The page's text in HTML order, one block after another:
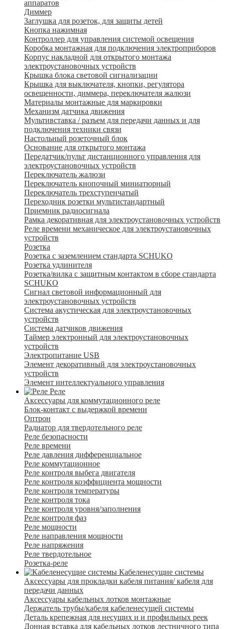
аппаратов
Диммер
Заглушка для розеток, для защиты детей
Кнопка нажимная
Контроллер для управления системой освещения
Коробка монтажная для подключения электроприборов
Корпус накладной для открытого монтажа
электроустановочных устройств
Крышка блока световой сигнализации
Крышка для выключателя, кнопки, регулятора
освещенности, диммера, переключателя жалюзи
Материалы монтажные для маркировки
Механизм датчика движения
Мультивставка / разъем для передачи данных и для
подключения техники связи
Настольный розеточный блок
Основание для открытого монтажа
Передатчик/пульт дистанционного управления для
электроустановочных устройств
Переключатель жалюзи
Переключатель кнопочный миниатюрный
Переключатель трехступенчатый
Переходник розетки мультистандартный
Приемник радиосигнала
Рамка декоративная для электроустановочных устройств
Реле времени механическое для электроустановочных
устройств
Розетка
Розетка с заземлением стандарта SCHUKO
Розетка удлинителя
Розетка/вилка с защитным контактом в сборе стандарта
SCHUKO
Сигнал световой информационный для
электроустановочных устройств
Система акустическая для электроустановочных
устройств
Система датчиков движения
Таймер электронный для электроустановочных
устройств
Электропитание USB
Элемент декоративный для электроустановочных
устройств
Элемент интеллектуального управления
Реле
Аксессуары для коммутационного реле
Блок-контакт с выдержкой времени
Оптрон
Радиатор для твердотельного реле
Реле безопасности
Реле времени
Реле давления дифференциальное
Реле коммутационное
Реле контроля выбега двигателя
Реле контроля коэффициента мощности
Реле контроля температуры
Реле контроля тока
Реле контроля уровня/заполнения
Реле контроля фаз
Реле мощности
Реле направления мощности
Реле напряжения
Реле твердотельное
Розетка-реле
Кабеленесущие системы
Аксессуары для прокладки кабеля питания/ кабеля для
передачи данных
Аксессуары кабельных лотков монтажные
Держатель трубы/кабеля кабеленесущей системы
Деталь крепежная для несущих и и профильных реек
Донная вставка для кабельных лотков лестничного типа